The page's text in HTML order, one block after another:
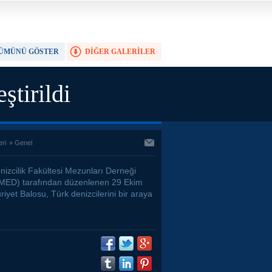
DİĞER GALERİLER
GÖSTER
» Genel
Fakültesi Mezunları Derneği
tarafından düzenlenen 29 Ekim
Balosu, Türk denizcilerini bir araya